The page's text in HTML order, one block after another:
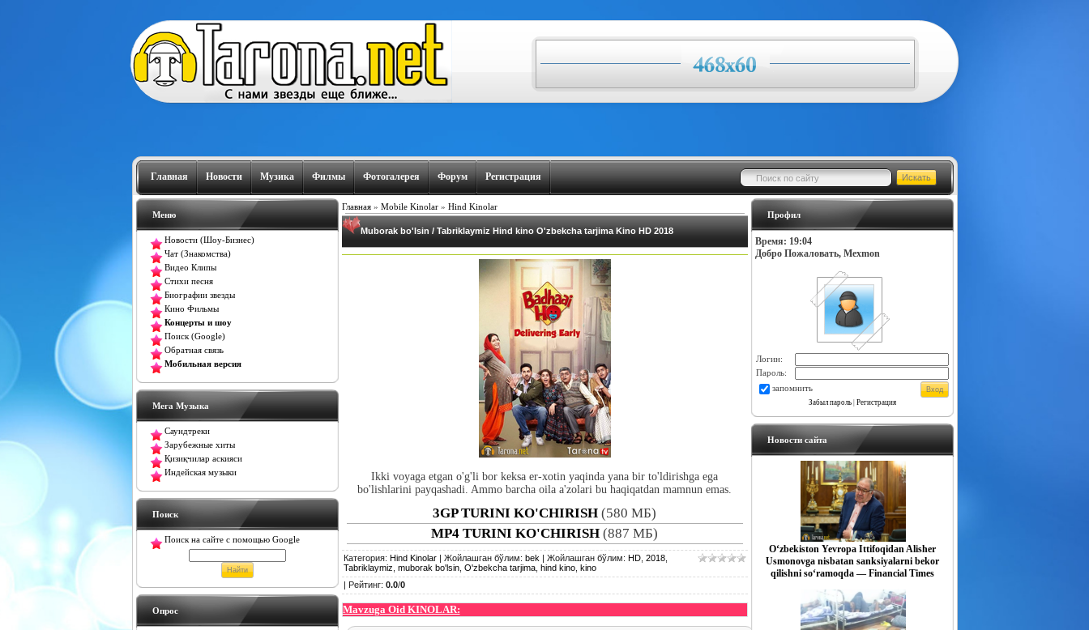
Главная Новости Музика Филмы Фотогалерея Форум Регистрация
Меню
Новости (Шоу-Бизнес)
Чат (Знакомства)
Видео Клипы
Стихи песня
Биографии звезды
Кино Фильмы
Концерты и шоу
Поиск (Google)
Обратная связь
Мобильная версия
Мега Музыка
Саундтреки
Зарубежные хиты
Қизиқчилар аскияси
Индейская музыки
Поиск
Поиск на сайте с помощью Google
Oпрос
Главная» Mobile Kinolar» Hind Kinolar
Muborak bo'lsin / Tabriklaymiz Hind kino O'zbekcha tarjima Kino HD 2018
Ikki voyaga etgan o'g'li bor keksa er-xotin yaqinda yana bir to'ldirishga ega
bo'lishlarini payqashadi. Ammo barcha oila a'zolari bu haqiqatdan mamnun emas.
3GP TURINI KO'CHIRISH (580 МБ)
MP4 TURINI KO'CHIRISH (887 МБ)
Категория: Hind Kinolar| Жойлашган бўлим: bek | Жойлашган бўлим: HD, 2018,
Tabriklaymiz muborak bo'lsin, O'zbekcha tarjima, hind kino, kino
| Рейтинг: 0.0/0
Mavzuga Oid KINOLAR:
Профил
Время: 19:04
Добро Пожаловать, Mexmon
Логин:
Пароль:
запомнить
Забыл пароль| Регистрация
Новости сайта
O‘zbekiston Yevropa Ittifoqidan Alisher
Usmonovga nisbatan sanksiyalarni bekor
qilishni so‘ramoqda — Financial Times